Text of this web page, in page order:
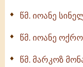
წმ. იოანე
წმ. იოანე
წმ. მარკოზ